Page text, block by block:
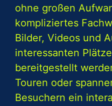
ohne großen
kompliziertes
Bilder, Videos und
interessanten
bereitgestellt
Touren oder
Besuchern ein